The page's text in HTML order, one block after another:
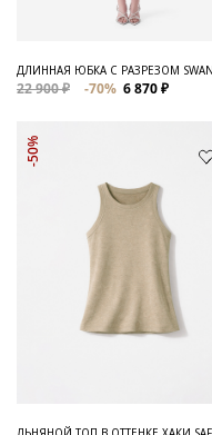
ДЛИННАЯ ЮБКА С РАЗРЕЗОМ
22 900 ₽ -70% 6 870 ₽
-50%